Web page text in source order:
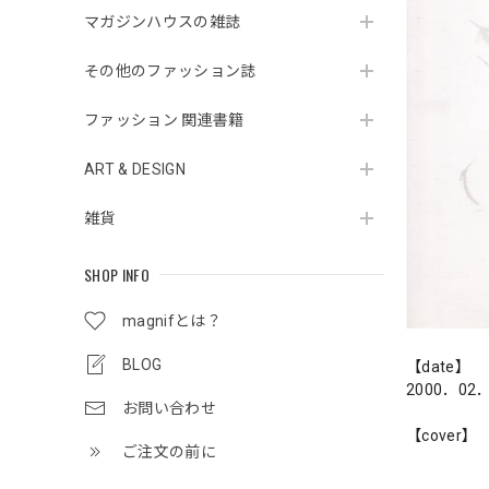
マガジンハウスの雑誌
その他のファッション誌
ファッション 関連書籍
ART & DESIGN
雑貨
SHOP INFO
magnifとは？
BLOG
お問い合わせ
ご注文の前に
【date】
2000．02
【cover】